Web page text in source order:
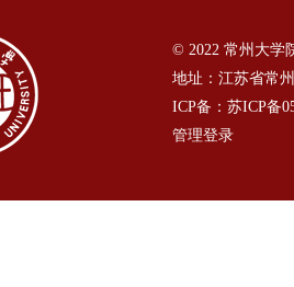
© 2022 常州大学
地址：江苏省常
ICP备：苏ICP备
管理登录